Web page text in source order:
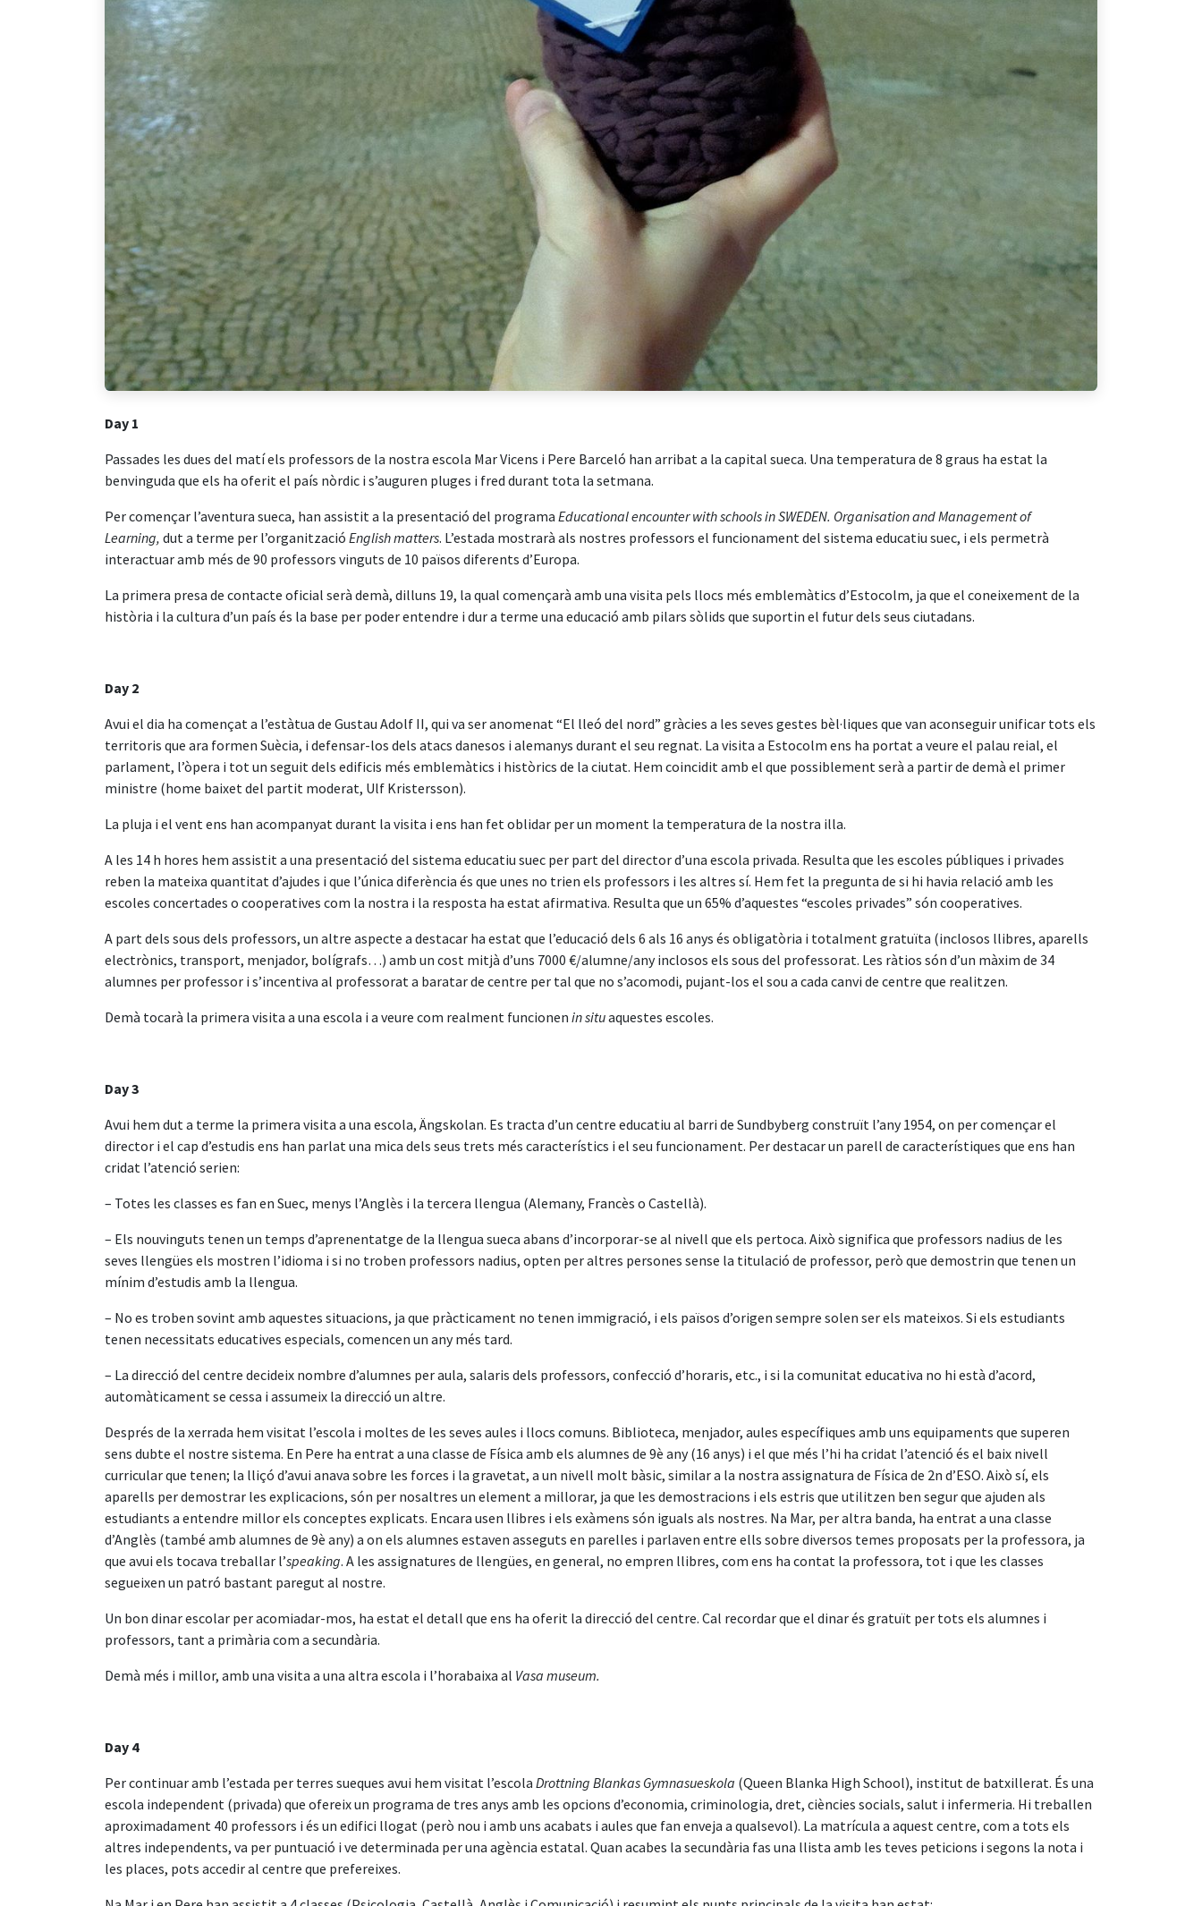
Day 1
Passades les dues del matí els professors de la nostra escola Mar Vicens i Pere Barceló han arribat a la capital sueca. Una temperatura de 8 graus ha estat la
benvinguda que els ha oferit el país nòrdic i s’auguren pluges i fred durant tota la setmana.
Per començar l’aventura sueca, han assistit a la presentació del programa Educational encounter with schools in SWEDEN. Organisation and Management of
Learning, dut a terme per l’organització English matters. L’estada mostrarà als nostres professors el funcionament del sistema educatiu suec, i els permetrà
interactuar amb més de 90 professors vinguts de 10 països diferents d’Europa.
La primera presa de contacte oficial serà demà, dilluns 19, la qual començarà amb una visita pels llocs més emblemàtics d’Estocolm, ja que el coneixement de la
història i la cultura d’un país és la base per poder entendre i dur a terme una educació amb pilars sòlids que suportin el futur dels seus ciutadans.
Day 2
Avui el dia ha començat a l’estàtua de Gustau Adolf II, qui va ser anomenat “El lleó del nord” gràcies a les seves gestes bèl·liques que van aconseguir unificar tots els
territoris que ara formen Suècia, i defensar-los dels atacs danesos i alemanys durant el seu regnat. La visita a Estocolm ens ha portat a veure el palau reial, el
parlament, l’òpera i tot un seguit dels edificis més emblemàtics i històrics de la ciutat. Hem coincidit amb el que possiblement serà a partir de demà el primer
ministre (home baixet del partit moderat, Ulf Kristersson).
La pluja i el vent ens han acompanyat durant la visita i ens han fet oblidar per un moment la temperatura de la nostra illa.
A les 14 h hores hem assistit a una presentació del sistema educatiu suec per part del director d’una escola privada. Resulta que les escoles públiques i privades
reben la mateixa quantitat d’ajudes i que l’única diferència és que unes no trien els professors i les altres sí. Hem fet la pregunta de si hi havia relació amb les
escoles concertades o cooperatives com la nostra i la resposta ha estat afirmativa. Resulta que un 65% d’aquestes “escoles privades” són cooperatives.
A part dels sous dels professors, un altre aspecte a destacar ha estat que l’educació dels 6 als 16 anys és obligatòria i totalment gratuïta (inclosos llibres, aparells
electrònics, transport, menjador, bolígrafs…) amb un cost mitjà d’uns 7000 €/alumne/any inclosos els sous del professorat. Les ràtios són d’un màxim de 34
alumnes per professor i s’incentiva al professorat a baratar de centre per tal que no s’acomodi, pujant-los el sou a cada canvi de centre que realitzen.
Demà tocarà la primera visita a una escola i a veure com realment funcionen in situaquestes escoles.
Day 3
Avui hem dut a terme la primera visita a una escola, Ängskolan. Es tracta d’un centre educatiu al barri de Sundbyberg construït l’any 1954, on per començar el
director i el cap d’estudis ens han parlat una mica dels seus trets més característics i el seu funcionament. Per destacar un parell de característiques que ens han
cridat l’atenció serien:
– Totes les classes es fan en Suec, menys l’Anglès i la tercera llengua (Alemany, Francès o Castellà).
– Els nouvinguts tenen un temps d’aprenentatge de la llengua sueca abans d’incorporar-se al nivell que els pertoca. Això significa que professors nadius de les
seves llengües els mostren l’idioma i si no troben professors nadius, opten per altres persones sense la titulació de professor, però que demostrin que tenen un
mínim d’estudis amb la llengua.
– No es troben sovint amb aquestes situacions, ja que pràcticament no tenen immigració, i els països d’origen sempre solen ser els mateixos. Si els estudiants
tenen necessitats educatives especials, comencen un any més tard.
– La direcció del centre decideix nombre d’alumnes per aula, salaris dels professors, confecció d’horaris, etc., i si la comunitat educativa no hi està d’acord,
automàticament se cessa i assumeix la direcció un altre.
Després de la xerrada hem visitat l’escola i moltes de les seves aules i llocs comuns. Biblioteca, menjador, aules específiques amb uns equipaments que superen
sens dubte el nostre sistema. En Pere ha entrat a una classe de Física amb els alumnes de 9è any (16 anys) i el que més l’hi ha cridat l’atenció és el baix nivell
curricular que tenen; la lliçó d’avui anava sobre les forces i la gravetat, a un nivell molt bàsic, similar a la nostra assignatura de Física de 2n d’ESO. Això sí, els
aparells per demostrar les explicacions, són per nosaltres un element a millorar, ja que les demostracions i els estris que utilitzen ben segur que ajuden als
estudiants a entendre millor els conceptes explicats. Encara usen llibres i els exàmens són iguals als nostres. Na Mar, per altra banda, ha entrat a una classe
d’Anglès (també amb alumnes de 9è any) a on els alumnes estaven asseguts en parelles i parlaven entre ells sobre diversos temes proposats per la professora, ja
que avui els tocava treballar l’speaking. A les assignatures de llengües, en general, no empren llibres, com ens ha contat la professora, tot i que les classes
segueixen un patró bastant paregut al nostre.
Un bon dinar escolar per acomiadar-mos, ha estat el detall que ens ha oferit la direcció del centre. Cal recordar que el dinar és gratuït per tots els alumnes i
professors, tant a primària com a secundària.
Demà més i millor, amb una visita a una altra escola i l’horabaixa al Vasa museum.
Day 4
Per continuar amb l’estada per terres sueques avui hem visitat l’escola Drottning Blankas Gymnasueskola (Queen Blanka High School), institut de batxillerat. És una
escola independent (privada) que ofereix un programa de tres anys amb les opcions d’economia, criminologia, dret, ciències socials, salut i infermeria. Hi treballen
aproximadament 40 professors i és un edifici llogat (però nou i amb uns acabats i aules que fan enveja a qualsevol). La matrícula a aquest centre, com a tots els
altres independents, va per puntuació i ve determinada per una agència estatal. Quan acabes la secundària fas una llista amb les teves peticions i segons la nota i
les places, pots accedir al centre que prefereixes.